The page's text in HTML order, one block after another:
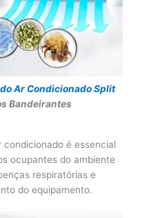
Ar Condicionado Split
Bandeirantes
condicionado é essencial
ocupantes do ambiente
respiratórias e
do equipamento.